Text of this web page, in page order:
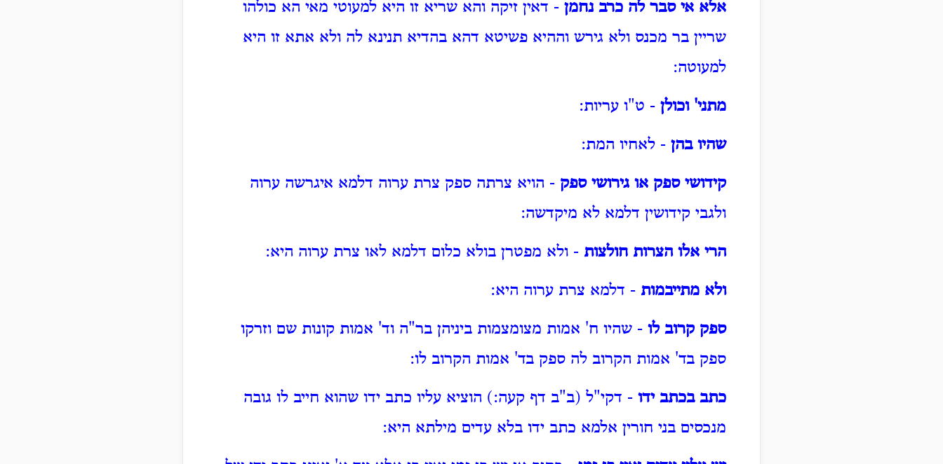
אלא אי סבר לה כרב נחמן - דאין זיקה והא שריא זו היא למעוטי מאי הא כולהו
שריין בר מכנס ולא גירש וההיא פשיטא דהא בהדיא תנינא לה ולא אתא זו היא
למעוטה:
מתני' וכולן - ט"ו עריות:
שהיו בהן - לאחיו המת:
קידושי ספק או גירושי ספק - הויא צרתה ספק צרת ערוה דלמא איגרשה ערוה
ולגבי קידושין דלמא לא מיקדשה:
הרי אלו הצרות חולצות - ולא מפטרן בולא כלום דלמא לאו צרת ערוה היא:
ולא מתייבמות - דלמא צרת ערוה היא:
ספק קרוב לו - שהיו ח' אמות מצומצמות ביניהן בר"ה וד' אמות קונות שם וזרקו
ספק בד' אמות הקרוב לה ספק בד' אמות הקרוב לו:
כתב בכתב ידו - דקי"ל (ב"ב דף קעה:) הוציא עליו כתב ידו שהוא חייב לו גובה
מנכסים בני חורין אלמא כתב ידו בלא עדים מילתא היא: